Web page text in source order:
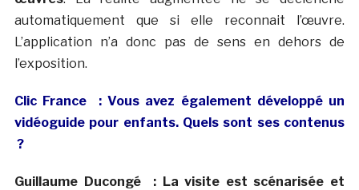
automatiquement que si elle reconnait l’œuvre.
L’application n’a donc pas de sens en dehors de
l’exposition.
Clic France : Vous avez également développé un
vidéoguide pour enfants. Quels sont ses contenus
?
Guillaume Ducongé : La visite est scénarisée et